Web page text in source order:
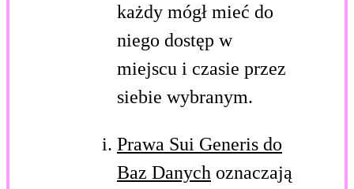
każdy mógł mieć do
niego dostęp w
miejscu i czasie przez
siebie wybranym.
Prawa Sui Generis do
Baz Danych oznaczają